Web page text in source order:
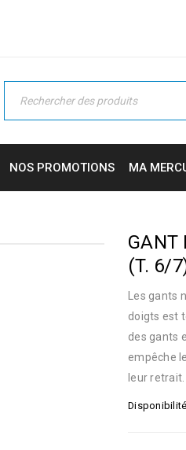
NOS PROMOTIONS MA
GANT
(T. 6/
Les
doigts est
des gants
empêche
leur retrait.